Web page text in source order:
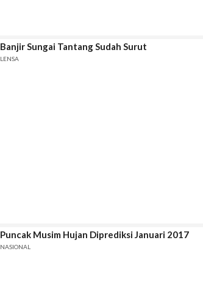
Banjir Sungai Tantang Sudah Surut
LENSA
Puncak Musim Hujan Diprediksi Januari 2017
NASIONAL